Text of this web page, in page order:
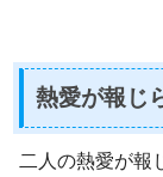
熱愛が報じ
二人の熱愛が報